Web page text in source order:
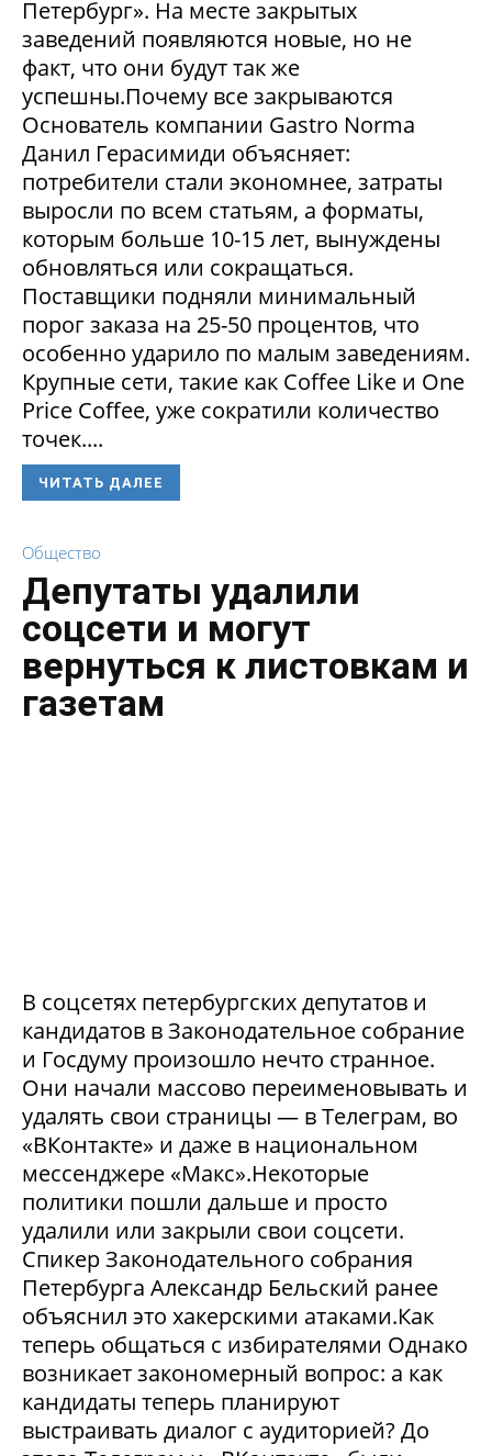
Петербург». На месте закрытых
заведений появляются новые, но не
факт, что они будут так же
успешны.Почему все закрываются
Основатель компании Gastro Norma
Данил Герасимиди объясняет:
потребители стали экономнее, затраты
выросли по всем статьям, а форматы,
которым больше 10-15 лет, вынуждены
обновляться или сокращаться.
Поставщики подняли минимальный
порог заказа на 25-50 процентов, что
особенно ударило по малым заведениям.
Крупные сети, такие как Coffee Like и One
Price Coffee, уже сократили количество
точек....
ЧИТАТЬ ДАЛЕЕ
Общество
Депутаты удалили
соцсети и могут
вернуться к листовкам и
газетам
В соцсетях петербургских депутатов и
кандидатов в Законодательное собрание
и Госдуму произошло нечто странное.
Они начали массово переименовывать и
удалять свои страницы — в Телеграм, во
«ВКонтакте» и даже в национальном
мессенджере «Макс».Некоторые
политики пошли дальше и просто
удалили или закрыли свои соцсети.
Спикер Законодательного собрания
Петербурга Александр Бельский ранее
объяснил это хакерскими атаками.Как
теперь общаться с избирателями Однако
возникает закономерный вопрос: а как
кандидаты теперь планируют
выстраивать диалог с аудиторией? До